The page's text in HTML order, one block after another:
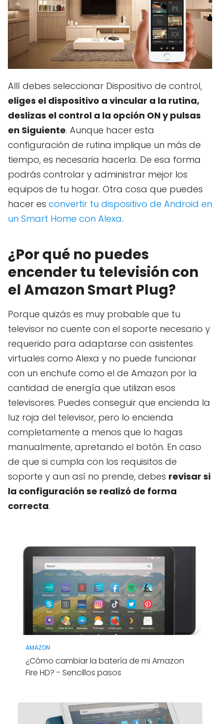
Allí debes seleccionar Dispositivo de control,
eliges el dispositivo a vincular a la rutina,
deslizas el control a la opción ON y pulsas
en Siguiente. Aunque hacer esta
configuración de rutina implique un más de
tiempo, es necesaria hacerla. De esa forma
podrás controlar y administrar mejor los
equipos de tu hogar. Otra cosa que puedes
hacer es convertir tu dispositivo de Android en
un Smart Home con Alexa.
¿Por qué no puedes
encender tu televisión con
el Amazon Smart Plug?
Porque quizás es muy probable que tu
televisor no cuente con el soporte necesario y
requerido para adaptarse con asistentes
virtuales como Alexa y no puede funcionar
con un enchufe como el de Amazon por la
cantidad de energía que utilizan esos
televisores. Puedes conseguir que encienda la
luz roja del televisor, pero lo encienda
completamente a menos que lo hagas
manualmente, apretando el botón. En caso
de que si cumpla con los requisitos de
soporte y aun así no prende, debes revisar si
la configuración se realizó de forma
correcta.
AMAZON
¿Cómo cambiar la batería de mi Amazon
Fire HD? - Sencillos pasos